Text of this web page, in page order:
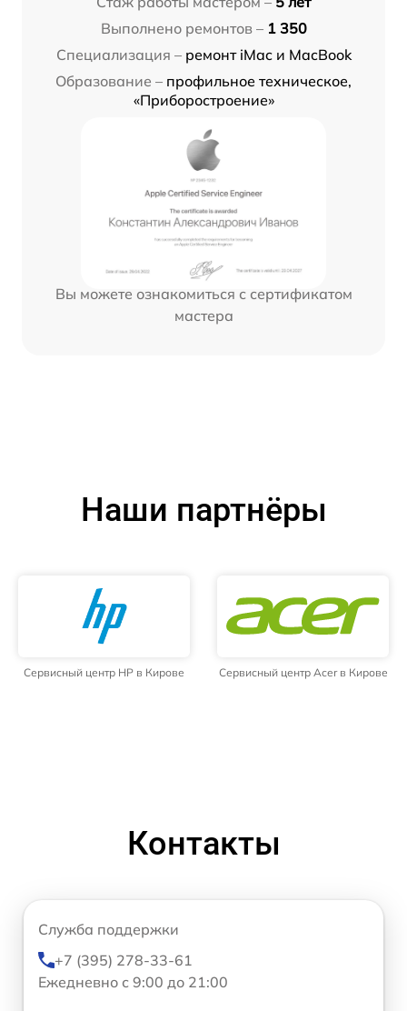
Выполнено ремонтов – 1 350
Специализация – ремонт iMac и MacBook
Образование – профильное техническое,
«Приборостроение»
Вы можете ознакомиться с сертификатом
мастера
Наши партнёры
Сервисный центр HP в Кирове Сервисный центр Acer в Кирове
Контакты
Служба поддержки
+7 (395) 278-33-61
Ежедневно с 9:00 до 21:00